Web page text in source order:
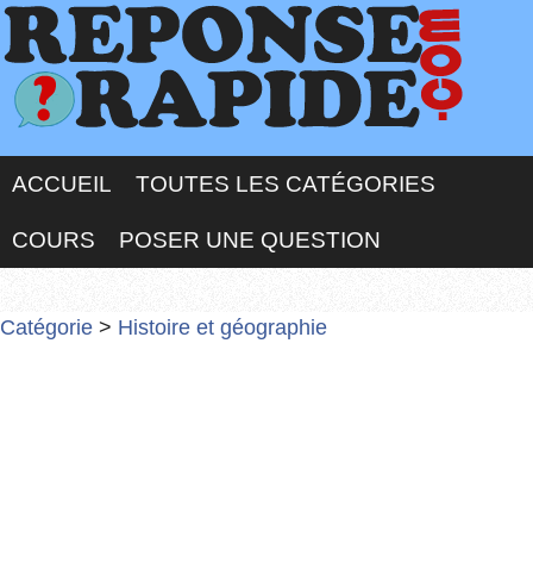
ACCUEIL TOUTES LES CATÉGORIES
COURS POSER UNE QUESTION
Catégorie > Histoire et géographie